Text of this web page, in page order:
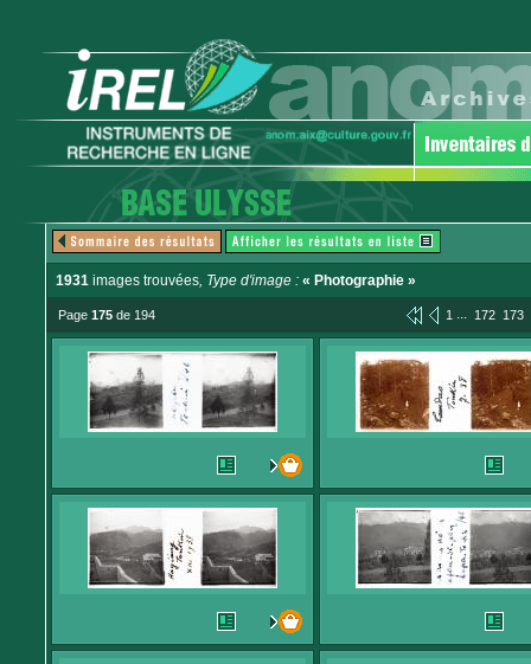
1931 images trouvées, Type d'image : « Photographie »
Page 175 de 194 1 ... 172 173